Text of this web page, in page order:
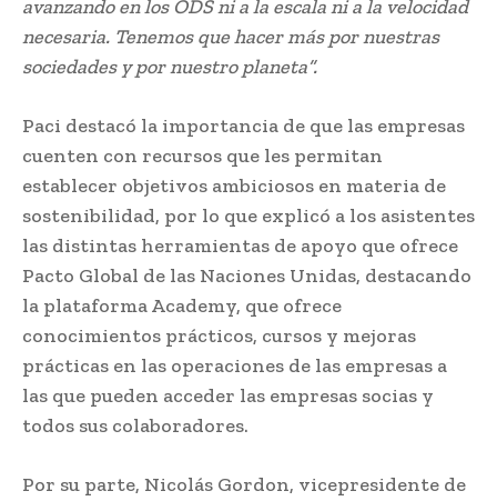
avanzando en los ODS ni a la escala ni a la velocidad
necesaria. Tenemos que hacer más por nuestras
sociedades y por nuestro planeta”.
Paci destacó la importancia de que las empresas
cuenten con recursos que les permitan
establecer objetivos ambiciosos en materia de
sostenibilidad, por lo que explicó a los asistentes
las distintas herramientas de apoyo que ofrece
Pacto Global de las Naciones Unidas, destacando
la plataforma Academy, que ofrece
conocimientos prácticos, cursos y mejoras
prácticas en las operaciones de las empresas a
las que pueden acceder las empresas socias y
todos sus colaboradores.
Por su parte, Nicolás Gordon, vicepresidente de